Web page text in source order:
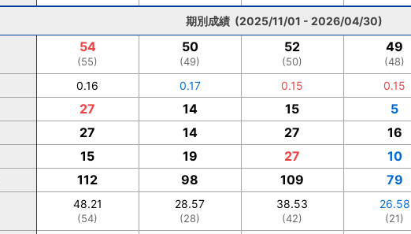
期別成績 (2025/11/01 - 2026/04/30)
54
(55)
50
(49)
52
(50)
49
(48)
0.16 0.17 0.15 0.15
27 14 15 5
27 14 27 16
15 19 27 10
112 98 109 79
48.21
(54)
28.57
(28)
38.53
(42)
26.58
(21)